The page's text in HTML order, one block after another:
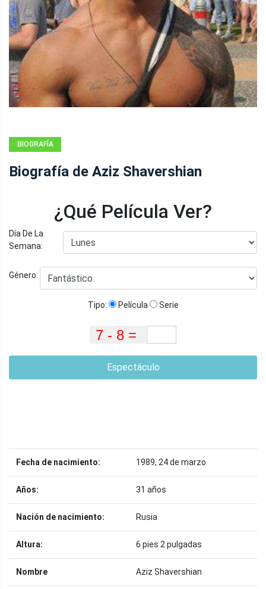
BIOGRAFÍA
Biografía de Aziz Shavershian
¿Qué Película Ver?
Día De La
Semana:
Género:
Tipo: Película Serie
Espectáculo
Fecha de nacimiento: 1989, 24 de marzo
Años: 31 años
Nación de nacimiento: Rusia
Altura: 6 pies 2 pulgadas
Nombre Aziz Shavershian